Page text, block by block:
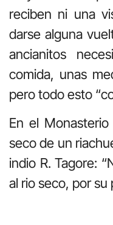
reciben ni una
darse alguna
ancianitos
comida, unas
pero todo esto
En el
seco de un
indio R. Tagore:
al rio seco, por su